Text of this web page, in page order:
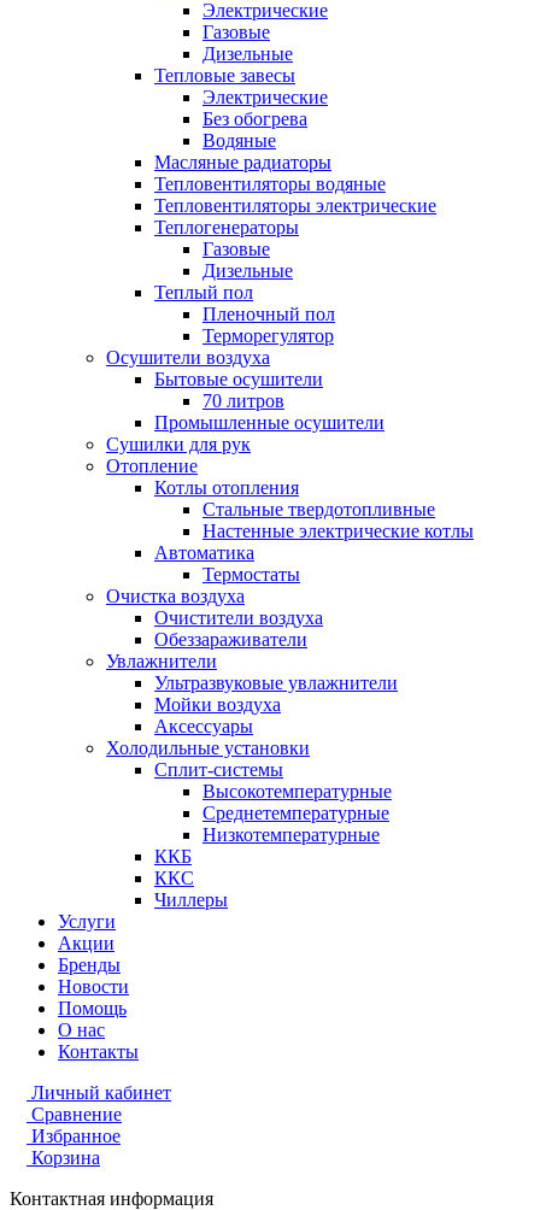
Электрические
Газовые
Дизельные
Тепловые завесы
Электрические
Без обогрева
Водяные
Масляные радиаторы
Тепловентиляторы водяные
Тепловентиляторы электрические
Теплогенераторы
Газовые
Дизельные
Теплый пол
Пленочный пол
Терморегулятор
Осушители воздуха
Бытовые осушители
70 литров
Промышленные осушители
Сушилки для рук
Отопление
Котлы отопления
Стальные твердотопливные
Настенные электрические котлы
Автоматика
Термостаты
Очистка воздуха
Очистители воздуха
Обеззараживатели
Увлажнители
Ультразвуковые увлажнители
Мойки воздуха
Аксессуары
Холодильные установки
Сплит-системы
Высокотемпературные
Среднетемпературные
Низкотемпературные
ККБ
ККС
Чиллеры
Услуги
Акции
Бренды
Новости
Помощь
О нас
Контакты
Личный кабинет
Сравнение
Избранное
Корзина
Контактная информация